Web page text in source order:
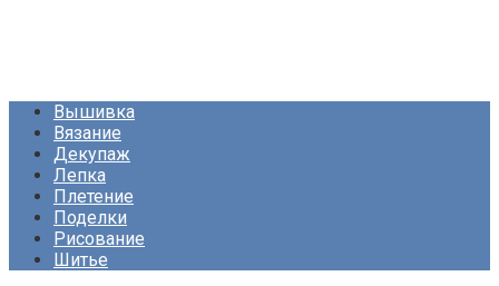
Вышивка
Вязание
Декупаж
Лепка
Плетение
Поделки
Рисование
Шитье